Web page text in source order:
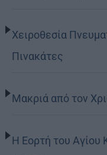
Χειροθεσία
Πινακάτες
Μακριά από τον
Η Εορτή του Αγίου